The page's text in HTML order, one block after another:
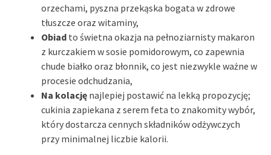
orzechami, pyszna przekąska bogata w zdrowe
tłuszcze oraz witaminy,
Obiad to świetna okazja na pełnoziarnisty makaron
z kurczakiem w sosie pomidorowym, co zapewnia
chude białko oraz błonnik, co jest niezwykle ważne w
procesie odchudzania,
Na kolację najlepiej postawić na lekką propozycję;
cukinia zapiekana z serem feta to znakomity wybór,
który dostarcza cennych składników odżywczych
przy minimalnej liczbie kalorii.